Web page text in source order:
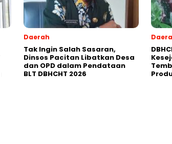
Daerah
Tak Ingin Salah Sasaran,
Dinsos Pacitan Libatkan Desa
dan OPD dalam Pendataan
BLT DBHCHT 2026